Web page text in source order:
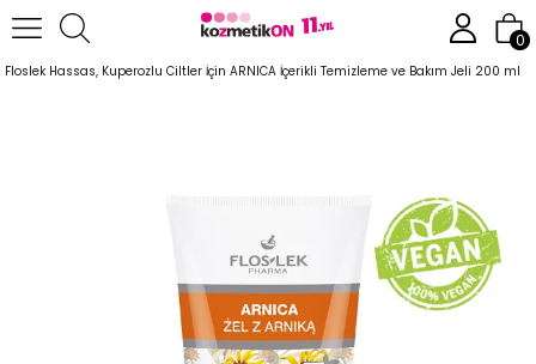
0
Anasayfa Cilt Bakım Ürünleri Hassas Cilt Serisi
Floslek Hassas, Kuperozlu Ciltler İçin ARNICA İçerikli Temizleme ve Bakım Jeli 200 ml